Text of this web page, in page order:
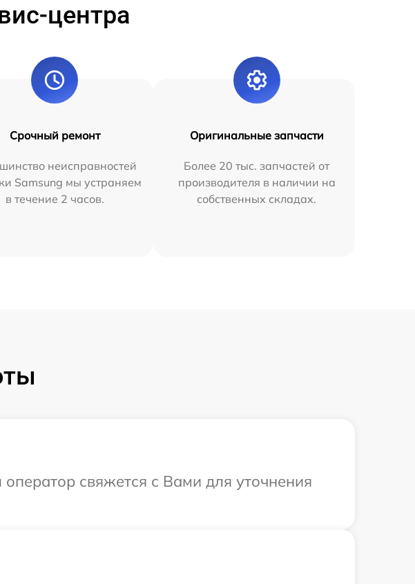
центра
Срочный ремонт
неисправностей
Samsung мы устраняем
в течение 2 часов.
Оригинальные запчасти
Более 20 тыс. запчастей от
производителя в наличии на
собственных складах.
свяжется с Вами для уточнения